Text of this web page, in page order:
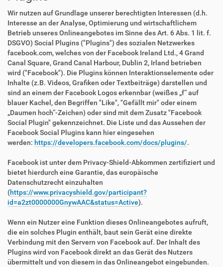
Wir nutzen auf Grundlage unserer berechtigten Interessen (d.h.
Interesse an der Analyse, Optimierung und wirtschaftlichem
Betrieb unseres Onlineangebotes im Sinne des Art. 6 Abs. 1 lit. f.
DSGVO) Social Plugins ("Plugins") des sozialen Netzwerkes
facebook.com, welches von der Facebook Ireland Ltd., 4 Grand
Canal Square, Grand Canal Harbour, Dublin 2, Irland betrieben
wird ("Facebook"). Die Plugins können Interaktionselemente oder
Inhalte (z.B. Videos, Grafiken oder Textbeiträge) darstellen und
sind an einem der Facebook Logos erkennbar (weißes „f“ auf
blauer Kachel, den Begriffen "Like", "Gefällt mir" oder einem
„Daumen hoch“-Zeichen) oder sind mit dem Zusatz "Facebook
Social Plugin" gekennzeichnet. Die Liste und das Aussehen der
Facebook Social Plugins kann hier eingesehen
werden: https://developers.facebook.com/docs/plugins/.
Facebook ist unter dem Privacy-Shield-Abkommen zertifiziert und
bietet hierdurch eine Garantie, das europäische
Datenschutzrecht einzuhalten
(https://www.privacyshield.gov/participant?
id=a2zt0000000GnywAAC&status=Active).
Wenn ein Nutzer eine Funktion dieses Onlineangebotes aufruft,
die ein solches Plugin enthält, baut sein Gerät eine direkte
Verbindung mit den Servern von Facebook auf. Der Inhalt des
Plugins wird von Facebook direkt an das Gerät des Nutzers
übermittelt und von diesem in das Onlineangebot eingebunden.